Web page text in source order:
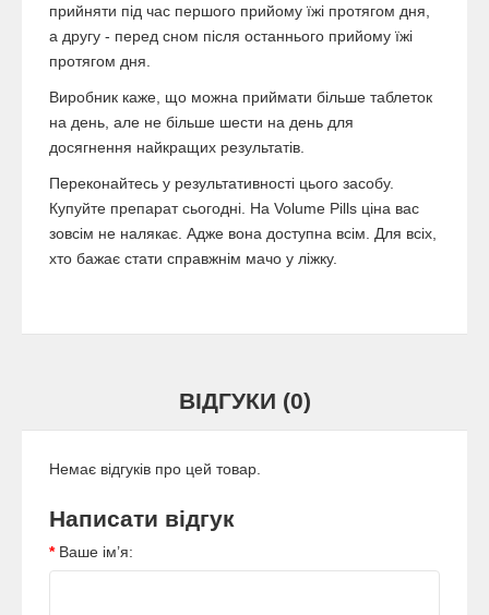
прийняти під час першого прийому їжі протягом дня,
а другу - перед сном після останнього прийому їжі
протягом дня.
Виробник каже, що можна приймати більше таблеток
на день, але не більше шести на день для
досягнення найкращих результатів.
Переконайтесь у результативності цього засобу.
Купуйте препарат сьогодні. На Volume Pills ціна вас
зовсім не налякає. Адже вона доступна всім. Для всіх,
хто бажає стати справжнім мачо у ліжку.
ВІДГУКИ (0)
Немає відгуків про цей товар.
Написати відгук
Ваше ім’я: